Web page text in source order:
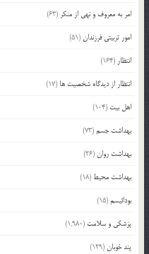
امر به معروف و نهی از منکر (63)
امور تربیتی فرزندان(51)
انتظار (164)
انتظار از دیدگاه شخصیت ها (17)
اهل بیت (104)
بهداشت جسم(73)
بهداشت روان(26)
بهداشت محیط (18)
بودائیسم(15)
پزشکی و سلامت (1,980)
پند خوبان(129)